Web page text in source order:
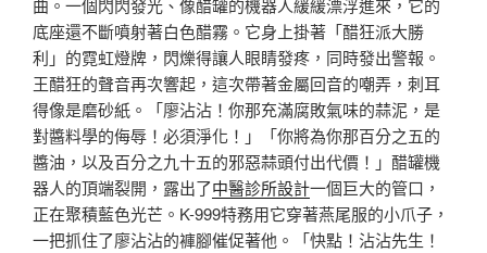
曲。一個閃閃發光、像醋罐的機器人緩緩漂浮進來，它的
底座還不斷噴射著白色醋霧。它身上掛著「醋狂派大勝
利」的霓虹燈牌，閃爍得讓人眼睛發疼，同時發出警報。
王醋狂的聲音再次響起，這次帶著金屬回音的嘲弄，刺耳
得像是磨砂紙。「廖沾沾！你那充滿腐敗氣味的蒜泥，是
對醬料學的侮辱！必須淨化！」「你將為你那百分之五的
醬油，以及百分之九十五的邪惡蒜頭付出代價！」醋罐機
器人的頂端裂開，露出了中醫診所設計一個巨大的管口，
正在聚積藍色光芒。K-999特務用它穿著燕尾服的小爪子，
一把抓住了廖沾沾的褲腳催促著他。「快點！沾沾先生！